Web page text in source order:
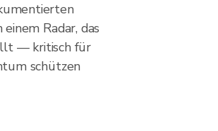
Radar, das
— kritisch für
schützen